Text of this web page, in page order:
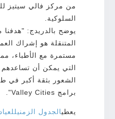
من مركز فالي سيتيز
السلوكية.
يوضح بالدريدج: "هدفنا
المتنقلة هو إشراك
مستمرة مع الأطباء،
التي يمكن أن
الشعور بثقة أكبر في
برامج Valley Cities".
يعطيالجدول الزمني